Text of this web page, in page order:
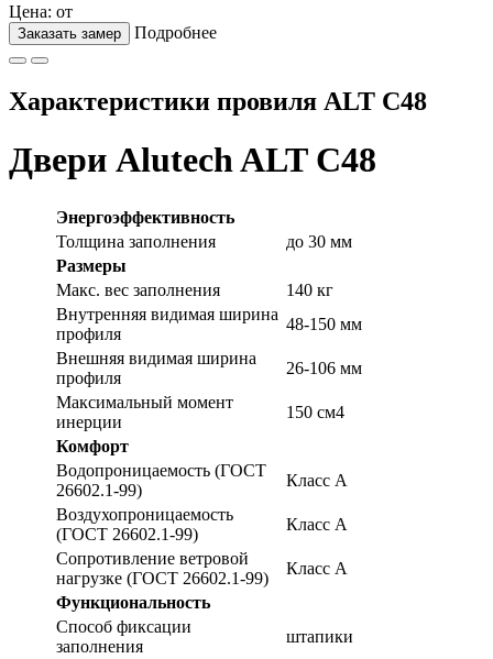
Цена: от
Заказать замер Подробнее
Характеристики провиля ALT C48
Двери Alutech ALT C48
Энергоэффективность
Толщина заполнения
до 30 мм
Размеры
Макс. вес заполнения
140 кг
Внутренняя видимая ширина
профиля
48-150 мм
Внешняя видимая ширина
профиля
26-106 мм
Максимальный момент
инерции
150 см4
Комфорт
Водопроницаемость (ГОСТ
26602.1-99)
Класс А
Воздухопроницаемость
(ГОСТ 26602.1-99)
Класс А
Сопротивление ветровой
нагрузке (ГОСТ 26602.1-99)
Класс А
Функциональность
Способ фиксации
заполнения
штапики